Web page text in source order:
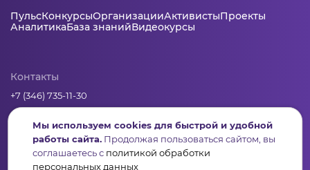
ПульсКонкурсыОрганизацииАктивистыПроекты
АналитикаБаза знанийВидеокурсы
Контакты
+7 (346) 735-11-30
elkanko@ugranko.ru
Адрес
Мы используем cookies для быстрой и удобной
работы сайта. Продолжая пользоваться сайтом, вы
соглашаетесь с политикой обработки
персональных данных